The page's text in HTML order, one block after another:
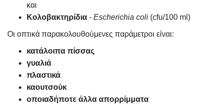
και
Κολοβακτηρίδια - Escherichia coli (cfu/100 ml)
Οι οπτικά παρακολουθούμενες παράμετροι είναι:
κατάλοιπα πίσσας
γυαλιά
πλαστικά
καουτσούκ
οποιαδήποτε άλλα απορρίμματα